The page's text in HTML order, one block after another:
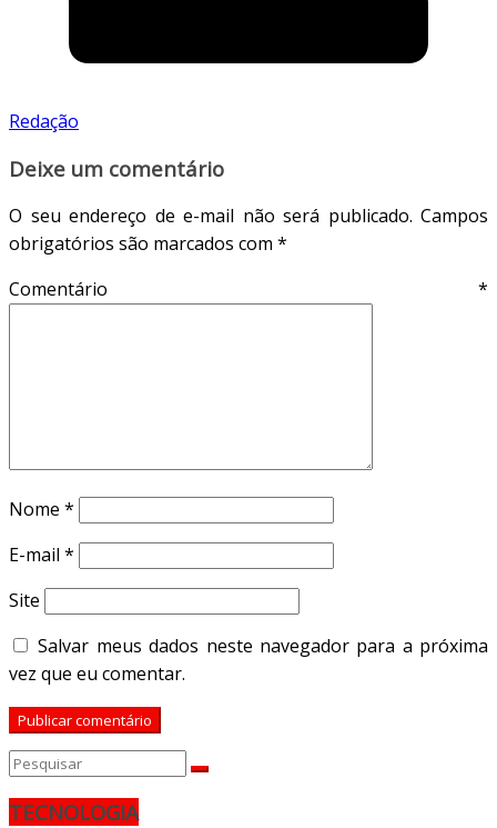
Redação
Deixe um comentário
O seu endereço de e-mail não será publicado. Campos
obrigatórios são marcados com *
Comentário *
Nome *
E-mail *
Site
Salvar meus dados neste navegador para a próxima
vez que eu comentar.
TECNOLOGIA